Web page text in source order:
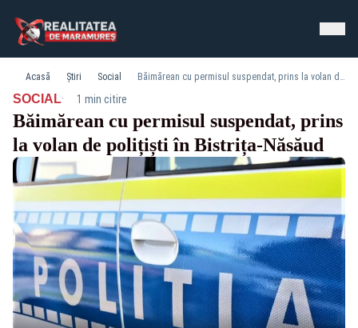
Acasă Știri Social Băimărean cu permisul suspendat, prins la volan de polițiști în Bistrița-Năsăud
SOCIAL· 1 min citire
Băimărean cu permisul suspendat, prins
la volan de polițiști în Bistrița-Năsăud